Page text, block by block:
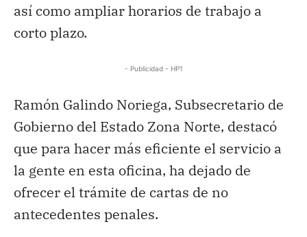
así como ampliar horarios de trabajo a
corto plazo.
- Publicidad - HP1
Ramón Galindo Noriega, Subsecretario de
Gobierno del Estado Zona Norte, destacó
que para hacer más eficiente el servicio a
la gente en esta oficina, ha dejado de
ofrecer el trámite de cartas de no
antecedentes penales.